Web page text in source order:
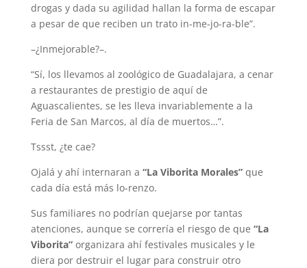
drogas y dada su agilidad hallan la forma de escapar
a pesar de que reciben un trato in-me-jo-ra-ble”.
–¿Inmejorable?–.
“Sí, los llevamos al zoológico de Guadalajara, a cenar
a restaurantes de prestigio de aquí de
Aguascalientes, se les lleva invariablemente a la
Feria de San Marcos, al día de muertos…”.
Tssst, ¿te cae?
Ojalá y ahí internaran a “La Viborita Morales” que
cada día está más lo-renzo.
Sus familiares no podrían quejarse por tantas
atenciones, aunque se correría el riesgo de que “La
Viborita” organizara ahí festivales musicales y le
diera por destruir el lugar para construir otro